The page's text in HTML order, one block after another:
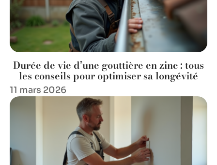
Durée de vie d’une gouttière en zinc : tous
les conseils pour optimiser sa longévité
11 mars 2026